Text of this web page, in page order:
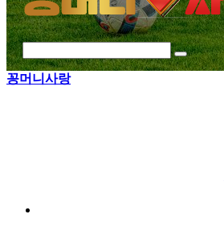
꽁머니사랑